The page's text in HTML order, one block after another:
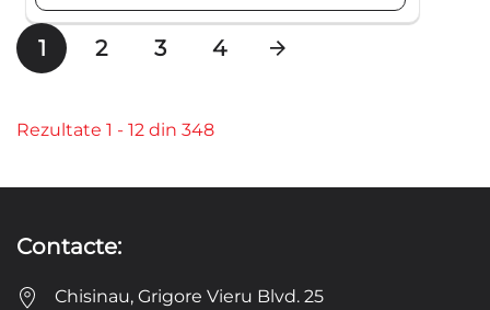
1 2 3 4
Rezultate 1 - 12 din 348
Contacte:
Chisinau, Grigore Vieru Blvd. 25